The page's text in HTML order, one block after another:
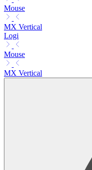
Mouse
MX Vertical
Logi
Mouse
MX Vertical